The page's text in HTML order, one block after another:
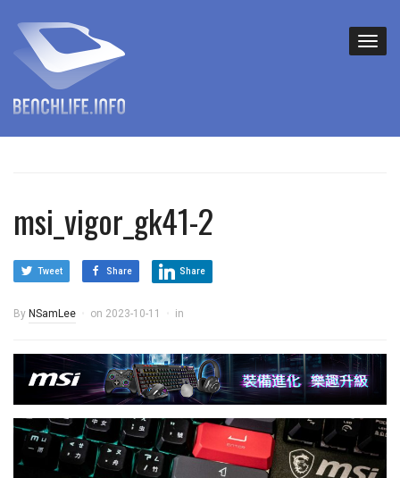
msi_vigor_gk41-2
Tweet Share Share
By NSamLee on 2023-10-11 in